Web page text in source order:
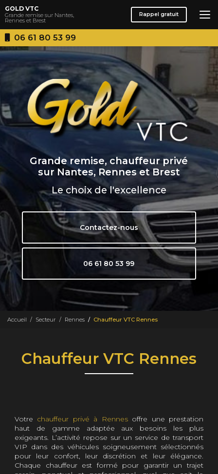
Aller
au
contenu
principal
06 61 80 53 99
GOLD VTC
Grande remise sur Nantes,
Rennes et Brest
Rappel gratuit
Grande remise, chauffeur privé
sur Nantes, Rennes et Brest
Le choix de l'excellence
Contactez-nous
06 61 80 53 99
Accueil Secteur Rennes Chauffeur VTC Rennes
Chauffeur VTC Rennes
Votre chauffeur privé à Rennesoffre une prestation
haut de gamme adaptée aux besoins les plus
exigeants. L’activité repose sur un service de transport
VIP dans des véhicules soigneusement sélectionnés
pour leur confort, leur discrétion et leur élégance.
Chaque chauffeur est formé pour garantir un trajet